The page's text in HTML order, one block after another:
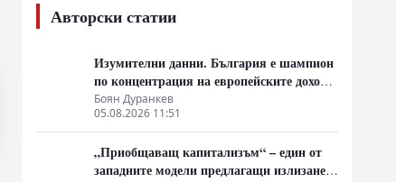
Авторски статии
Изумителни данни. България е шампион
по концентрация на европейските доходи
в ръцете на най-богатия 1%, надминава
и САЩ
Боян Дуранкев
05.08.2026 11:51
„Приобщаващ капитализъм“ – един от
западните модели предлагащи излизане